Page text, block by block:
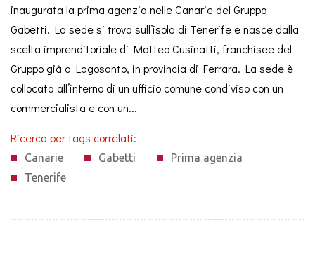
inaugurata la prima agenzia nelle Canarie del Gruppo
Gabetti. La sede si trova sull’isola di Tenerife e nasce dalla
scelta imprenditoriale di Matteo Cusinatti, franchisee del
Gruppo già a Lagosanto, in provincia di Ferrara. La sede è
collocata all’interno di un ufficio comune condiviso con un
commercialista e con un...
Canarie Gabetti
Prima agenzia
Tenerife